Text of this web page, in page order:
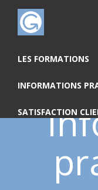
LES FORMATIONS
INFORMATIONS
SATISFACTION